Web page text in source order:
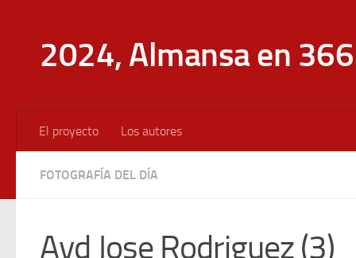
2024, Almansa en
El proyecto Los autores
FOTOGRAFÍA DEL DÍA
Avd Jose Rodriguez (3)